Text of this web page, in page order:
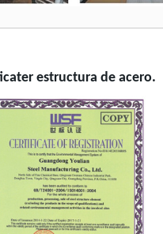
estructura de acero.